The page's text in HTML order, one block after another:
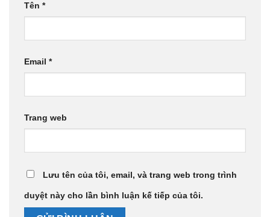
Tên *
Email *
Trang web
Lưu tên của tôi, email, và trang web trong trình
duyệt này cho lần bình luận kế tiếp của tôi.